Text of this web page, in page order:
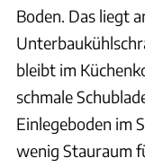
Boden. Das liegt
bleibt im
schmale
Einlegeboden im
wenig Stauraum